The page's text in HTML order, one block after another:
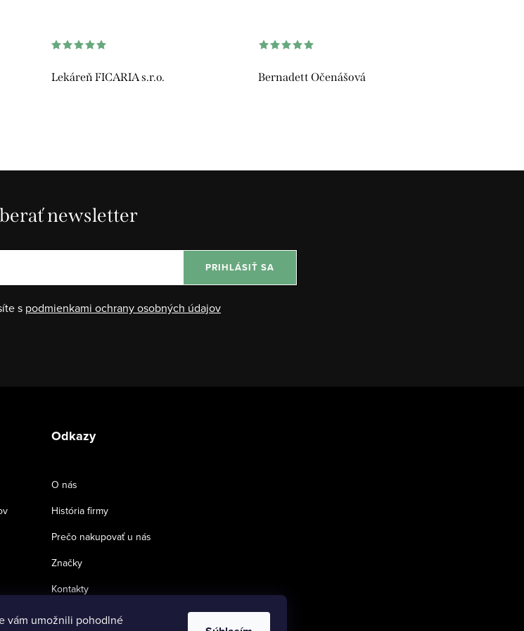
vám umožnili pohodlné
Lekáreň FICARIA s.r.o. Bernadett Očenášová
newsletter
s podmienkami ochrany osobných údajov
PRIHLÁSIŤ SA
Odkazy
O nás
História firmy
Prečo nakupovať u nás
Značky
Kontakty